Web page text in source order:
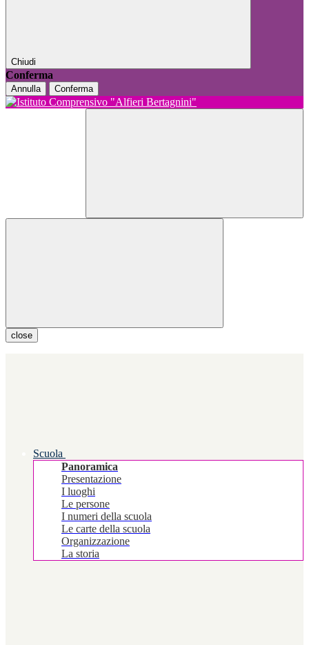
Chiudi
Conferma
Annulla Conferma
close
Scuola
Panoramica
Presentazione
I luoghi
Le persone
I numeri della scuola
Le carte della scuola
Organizzazione
La storia